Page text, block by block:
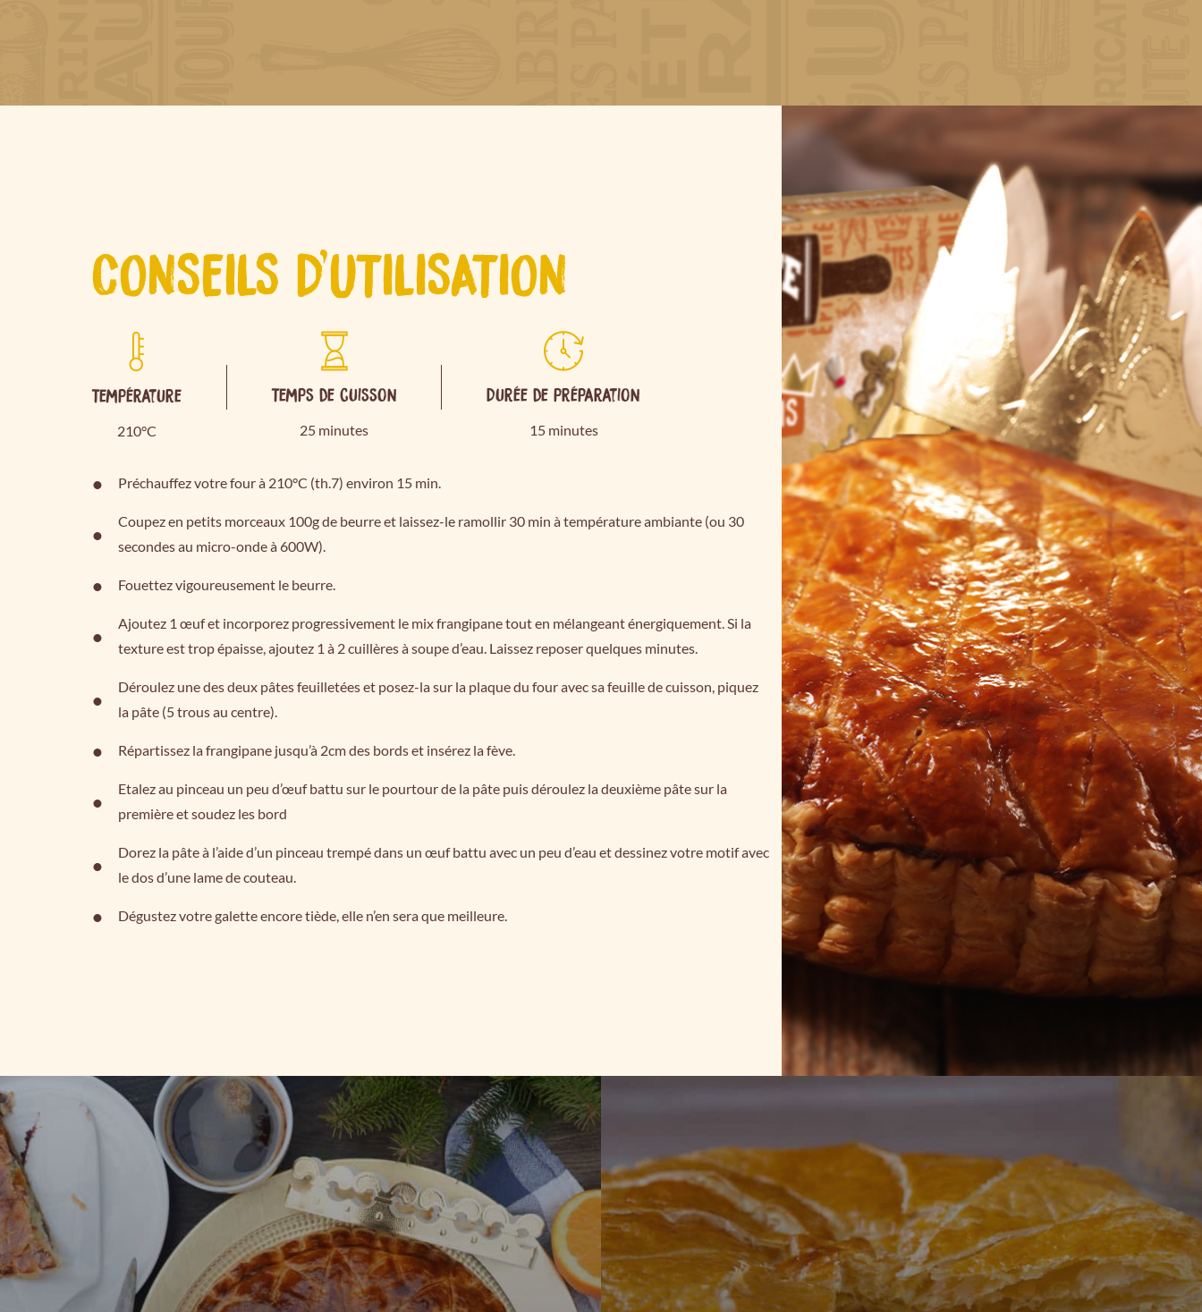
CONSEILS D'UTILISATION
Température
210°C
Temps de cuisson
25 minutes
Durée de préparation
15 minutes
Préchauffez votre four à 210°C (th.7) environ 15 min.
Coupez en petits morceaux 100g de beurre et laissez-le ramollir 30 min à température ambiante (ou 30
secondes au micro-onde à 600W).
Fouettez vigoureusement le beurre.
Ajoutez 1 œuf et incorporez progressivement le mix frangipane tout en mélangeant énergiquement. Si la
texture est trop épaisse, ajoutez 1 à 2 cuillères à soupe d’eau. Laissez reposer quelques minutes.
Déroulez une des deux pâtes feuilletées et posez-la sur la plaque du four avec sa feuille de cuisson, piquez
la pâte (5 trous au centre).
Répartissez la frangipane jusqu’à 2cm des bords et insérez la fève.
Etalez au pinceau un peu d’œuf battu sur le pourtour de la pâte puis déroulez la deuxième pâte sur la
première et soudez les bord
Dorez la pâte à l’aide d’un pinceau trempé dans un œuf battu avec un peu d’eau et dessinez votre motif avec
le dos d’une lame de couteau.
Dégustez votre galette encore tiède, elle n’en sera que meilleure.